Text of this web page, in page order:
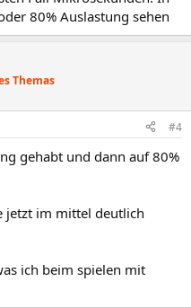
80% Auslastung sehen
Themas
#4
gehabt und dann auf 80%
jetzt im mittel deutlich
ich beim spielen mit